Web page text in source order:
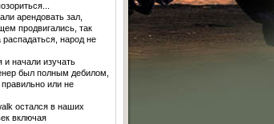
арендовать зал,
продвигались, так
народ не
начали изучать
был полным дебилом,
или не
остался в наших
включая